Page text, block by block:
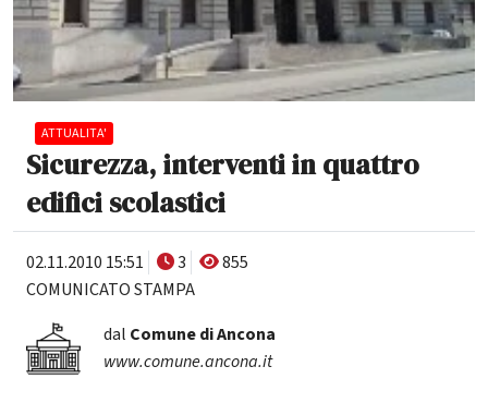
ATTUALITA'
Sicurezza, interventi in quattro
edifici scolastici
02.11.2010 15:51 3
855
COMUNICATO STAMPA
dal Comune di Ancona
www.comune.ancona.it